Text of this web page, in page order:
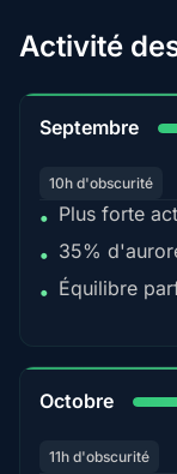
Activité
Septembre
10h d'obscurité
• Plus forte
• 35%
• Équilibre
Octobre
11h d'obscurité